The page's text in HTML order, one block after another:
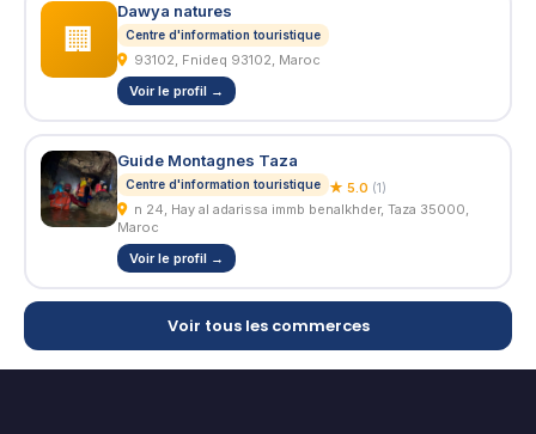
🏢
Dawya natures
Centre d'information touristique
93102, Fnideq 93102, Maroc
Voir le profil →
Guide Montagnes Taza
Centre d'information touristique ★ 5.0 (1)
Maroc
Voir le profil →
Voir tous les commerces